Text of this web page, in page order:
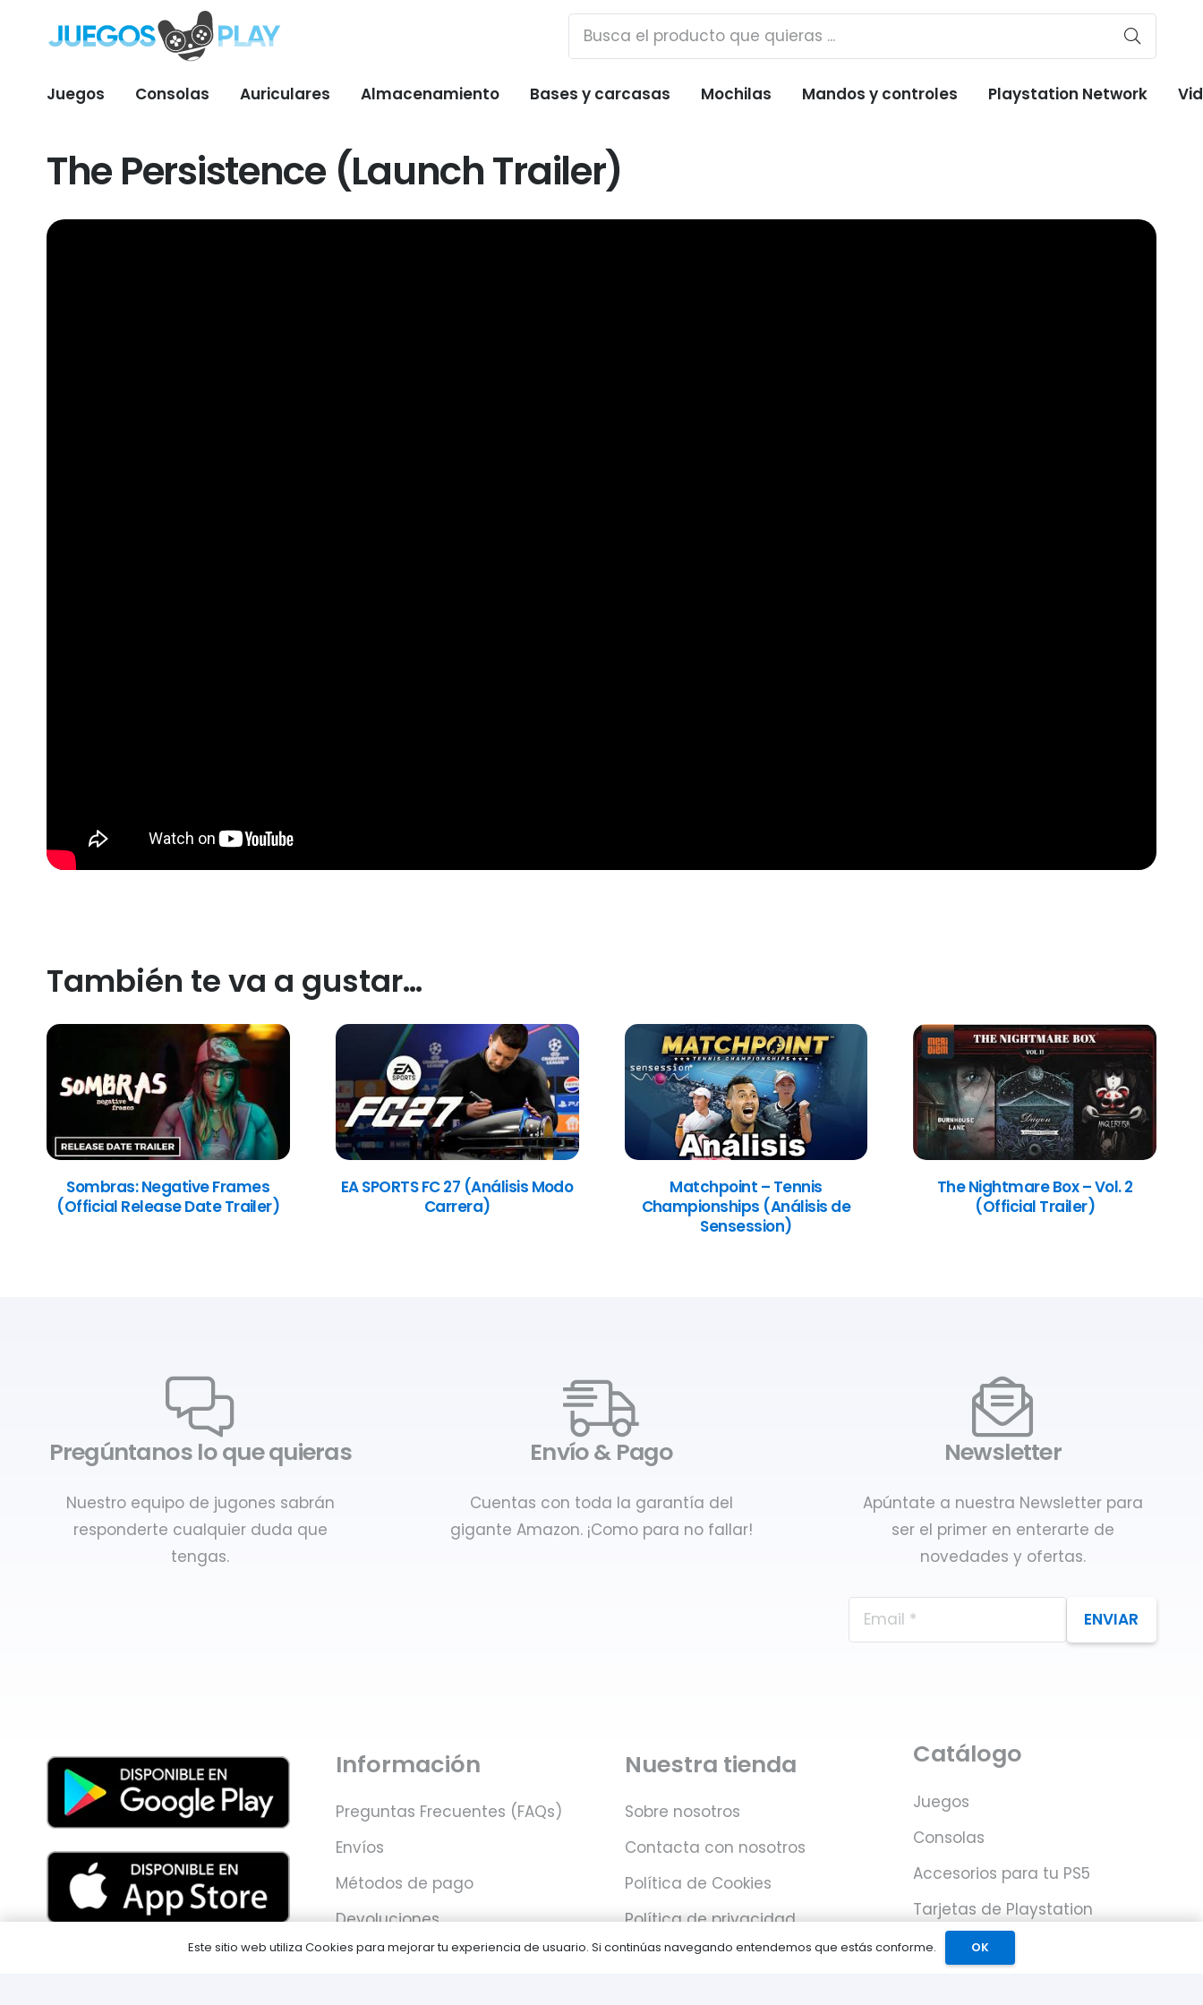
Juegos Consolas Auriculares Almacenamiento Bases y carcasas Mochilas Mandos y controles Playstation Network
The Persistence (Launch Trailer)
También te va a gustar…
Sombras: Negative Frames
(Official Release Date Trailer)
EA SPORTS FC 27 (Análisis Modo
Carrera)
Matchpoint – Tennis
Championships (Análisis de
Sensession)
The Nightmare Box – Vol. 2
(Official Trailer)
Pregúntanos lo que quieras
Nuestro equipo de jugones sabrán
responderte cualquier duda que
tengas.
Envío & Pago
Cuentas con toda la garantía del
gigante Amazon. ¡Como para no fallar!
Newsletter
Apúntate a nuestra Newsletter para
ser el primer en enterarte de
novedades y ofertas.
ENVIAR
Información
Preguntas Frecuentes (FAQs)
Envíos
Métodos de pago
Devoluciones
Nuestra tienda
Sobre nosotros
Contacta con nosotros
Política de Cookies
Política de privacidad
Catálogo
Juegos
Consolas
Accesorios para tu PS5
Tarjetas de Playstation
Network
Este sitio web utiliza Cookies para mejorar tu experiencia de usuario. Si continúas navegando entendemos que estás conforme. OK